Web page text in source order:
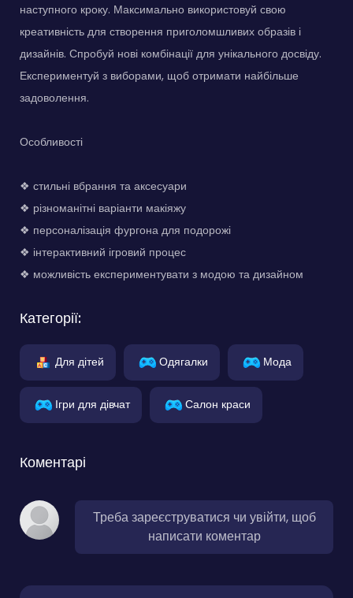
наступного кроку. Максимально використовуй свою
креативність для створення приголомшливих образів і
дизайнів. Спробуй нові комбінації для унікального досвіду.
Експериментуй з виборами, щоб отримати найбільше
задоволення.
Особливості
❖ стильні вбрання та аксесуари
❖ різноманітні варіанти макіяжу
❖ персоналізація фургона для подорожі
❖ інтерактивний ігровий процес
❖ можливість експериментувати з модою та дизайном
Категорії:
Для дітей Одягалки Мода
Ігри для дівчат Салон краси
Коментарі
Треба зареєструватися чи увійти, щоб
написати коментар